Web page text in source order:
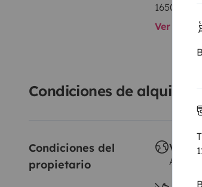
1650 kg
Ver
Condiciones de alquiler
Condiciones del
propietario
Viajes